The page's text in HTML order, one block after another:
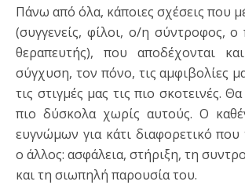
Πάνω από όλα, κάποιες σχέσεις που
(συγγενείς, φίλοι, ο/η σύντροφος, ο
θεραπευτής), που αποδέχονται
σύγχυση, τον πόνο, τις αμφιβολίες
τις στιγμές μας τις πιο σκοτεινές.
πιο δύσκολα χωρίς αυτούς. Ο
ευγνώμων για κάτι διαφορετικό
ο άλλος: ασφάλεια, στήριξη, τη
και τη σιωπηλή παρουσία του.